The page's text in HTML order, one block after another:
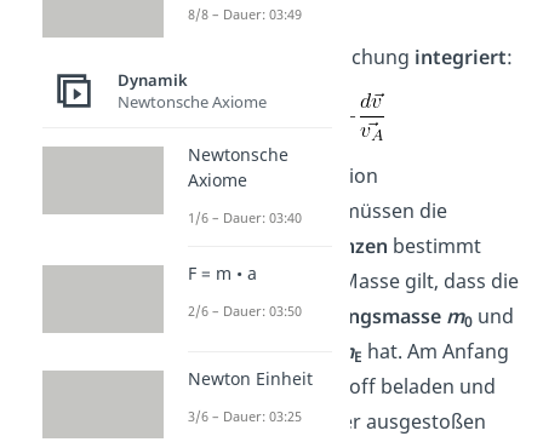
Jetzt wird die Gleichung integriert:
Um eine Integration
durchzuführen, müssen die
Integrationsgrenzen bestimmt
werden. Für die Masse gilt, dass die
Rakete eine Anfangsmasse m0und
mE hat. Am Anfang
ist sie mit Treibstoff beladen und
am Ende ist dieser ausgestoßen
8/8 – Dauer: 03:49
Dynamik
Newtonsche Axiome
Newtonsche
Axiome
1/6 – Dauer: 03:40
F = m • a
2/6 – Dauer: 03:50
Newton Einheit
3/6 – Dauer: 03:25